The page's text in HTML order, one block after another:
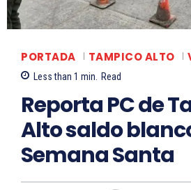
PORTADA TAMPICO ALTO
Less than 1 min. Read
Reporta PC de
Alto saldo
Semana Santa